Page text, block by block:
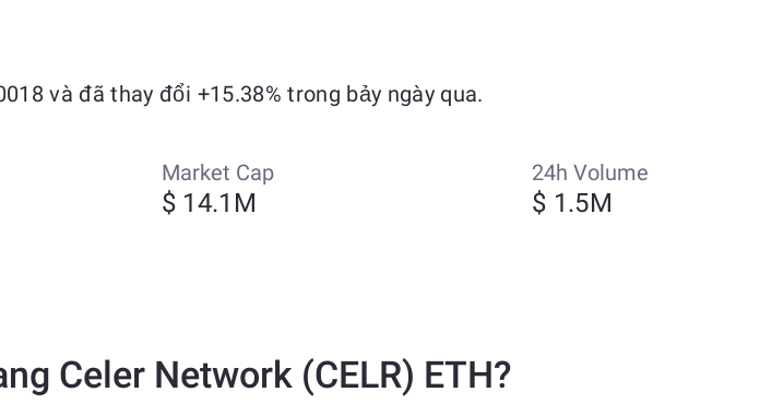
và đã thay đổi +15.38% trong bảy ngày qua.
Market Cap
$ 14.1M
24h Volume
$ 1.5M
Celer Network (CELR) ETH?